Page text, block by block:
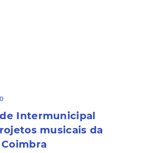
Intermunicipal
musicais da